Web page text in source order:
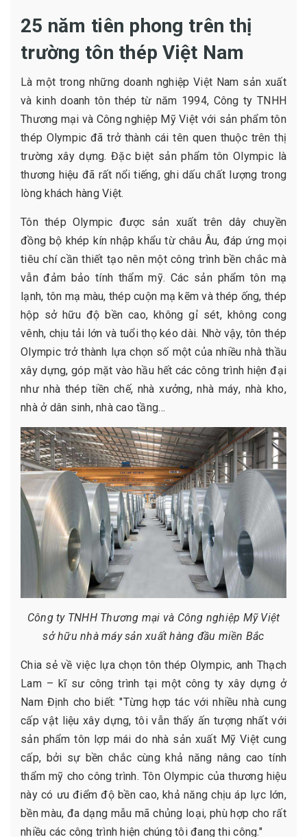
25 năm tiên phong trên thị
trường tôn thép Việt Nam
Là một trong những doanh nghiệp Việt Nam sản xuất
và kinh doanh tôn thép từ năm 1994, Công ty TNHH
Thương mại và Công nghiệp Mỹ Việt với sản phẩm tôn
thép Olympic đã trở thành cái tên quen thuộc trên thị
trường xây dựng. Đặc biệt sản phẩm tôn Olympic là
thương hiệu đã rất nổi tiếng, ghi dấu chất lượng trong
lòng khách hàng Việt.
Tôn thép Olympic được sản xuất trên dây chuyền
đồng bộ khép kín nhập khẩu từ châu Âu, đáp ứng mọi
tiêu chí cần thiết tạo nên một công trình bền chắc mà
vẫn đảm bảo tính thẩm mỹ. Các sản phẩm tôn mạ
lạnh, tôn mạ màu, thép cuộn mạ kẽm và thép ống, thép
hộp sở hữu độ bền cao, không gỉ sét, không cong
vênh, chịu tải lớn và tuổi thọ kéo dài. Nhờ vậy, tôn thép
Olympic trở thành lựa chọn số một của nhiều nhà thầu
xây dựng, góp mặt vào hầu hết các công trình hiện đại
như nhà thép tiền chế, nhà xưởng, nhà máy, nhà kho,
nhà ở dân sinh, nhà cao tầng…
Công ty TNHH Thương mại và Công nghiệp Mỹ Việt
sở hữu nhà máy sản xuất hàng đầu miền Bắc
Chia sẻ về việc lựa chọn tôn thép Olympic, anh Thạch
Lam – kĩ sư công trình tại một công ty xây dựng ở
Nam Định cho biết: "Từng hợp tác với nhiều nhà cung
cấp vật liệu xây dựng, tôi vẫn thấy ấn tượng nhất với
sản phẩm tôn lợp mái do nhà sản xuất Mỹ Việt cung
cấp, bởi sự bền chắc cùng khả năng nâng cao tính
thẩm mỹ cho công trình. Tôn Olympic của thương hiệu
này có ưu điểm độ bền cao, khả năng chịu áp lực lớn,
bền màu, đa dạng mẫu mã chủng loại, phù hợp cho rất
nhiều các công trình hiện chúng tôi đang thi công."